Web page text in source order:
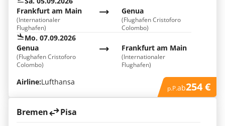
Frankfurt am Main
(Internationaler
Flughafen)
Genua
(Flughafen Cristoforo
Colombo)
Mo. 07.09.2026
Frankfurt am Main
(Internationaler
Flughafen)
Genua
(Flughafen Cristoforo
Colombo)
Airline:Lufthansa
p.P.ab254 €
Bremen Pisa